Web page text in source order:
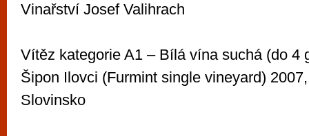
Vinařství Josef Valihrach
Vítěz kategorie A1 – Bílá vína suchá (do 4
Šipon Ilovci (Furmint single vineyard)
Slovinsko